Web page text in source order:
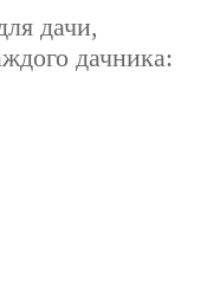
дачи,
дачника: